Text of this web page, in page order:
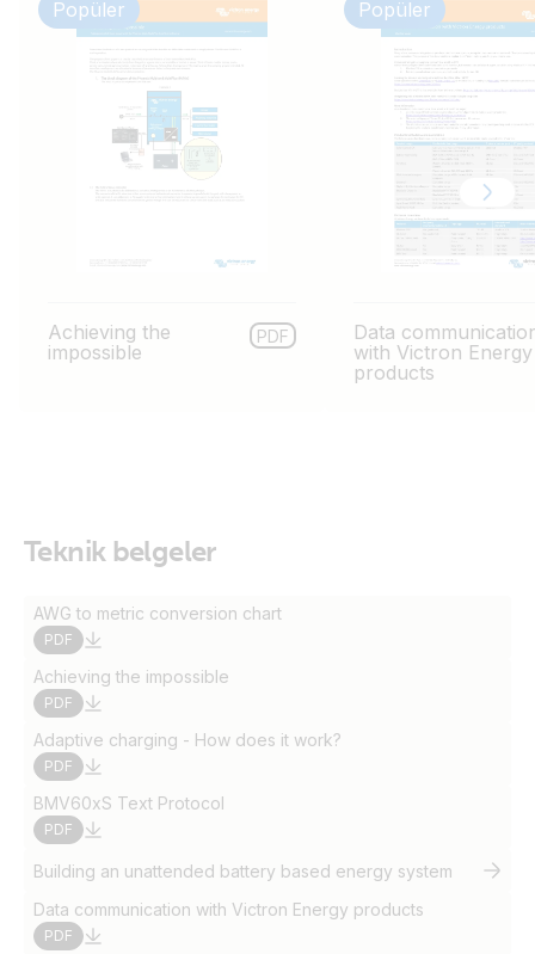
Popüler
Achieving the
impossible
PDF
Popüler
Data
with Victron Energy
products
Teknik belgeler
AWG to metric conversion chart
PDF
Achieving the impossible
PDF
Adaptive charging - How does it work?
PDF
BMV60xS Text Protocol
PDF
Building an unattended battery based energy system
Data communication with Victron Energy products
PDF